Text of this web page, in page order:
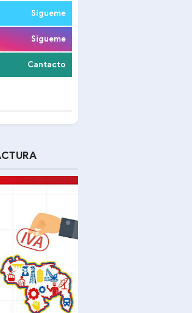
Sigueme
Sigueme
Cantacto